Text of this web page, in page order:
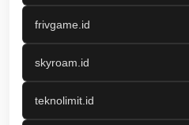
frivgame.id
skyroam.id
teknolimit.id